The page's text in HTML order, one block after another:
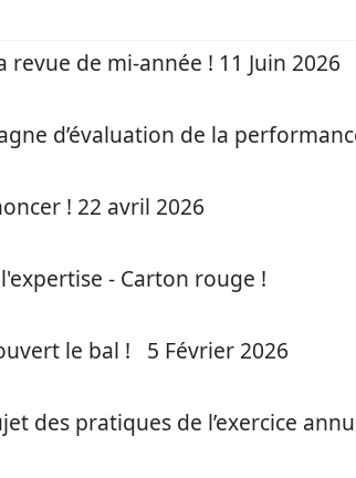
de mi-année ! 11 Juin 2026
d’évaluation de la
! 22 avril 2026
- Carton rouge !
le bal ! 5 Février 2026
des pratiques de l’exercice